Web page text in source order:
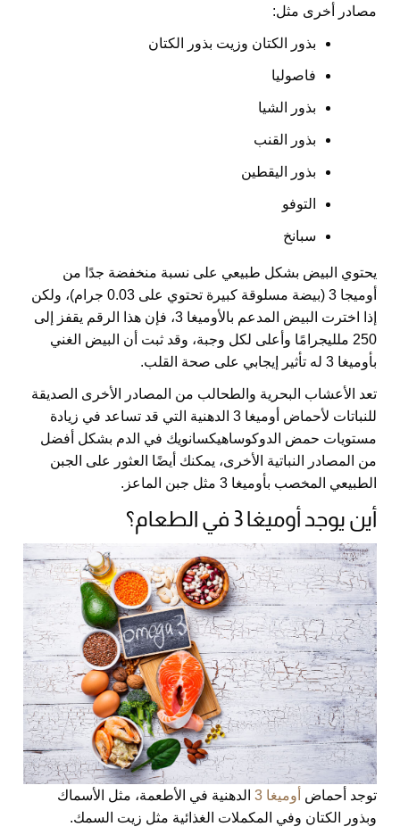
مصادر أخرى مثل:
بذور الكتان وزيت بذور الكتان
فاصوليا
بذور الشيا
بذور القنب
بذور اليقطين
التوفو
سبانخ
يحتوي البيض بشكل طبيعي على نسبة منخفضة جدًا من
أوميجا 3 (بيضة مسلوقة كبيرة تحتوي على 0.03 جرام)، ولكن
إذا اخترت البيض المدعم بالأوميغا 3، فإن هذا الرقم يقفز إلى
250 ملليجرامًا وأعلى لكل وجبة، وقد ثبت أن البيض الغني
بأوميغا 3 له تأثير إيجابي على صحة القلب.
تعد الأعشاب البحرية والطحالب من المصادر الأخرى الصديقة
للنباتات لأحماض أوميغا 3 الدهنية التي قد تساعد في زيادة
مستويات حمض الدوكوساهيكسانويك في الدم بشكل أفضل
من المصادر النباتية الأخرى، يمكنك أيضًا العثور على الجبن
الطبيعي المخصب بأوميغا 3 مثل جبن الماعز.
أين يوجد أوميغا 3 في الطعام؟
توجد أحماض أوميغا 3
الدهنية في الأطعمة، مثل الأسماك
وبذور الكتان وفي المكملات الغذائية مثل زيت السمك.